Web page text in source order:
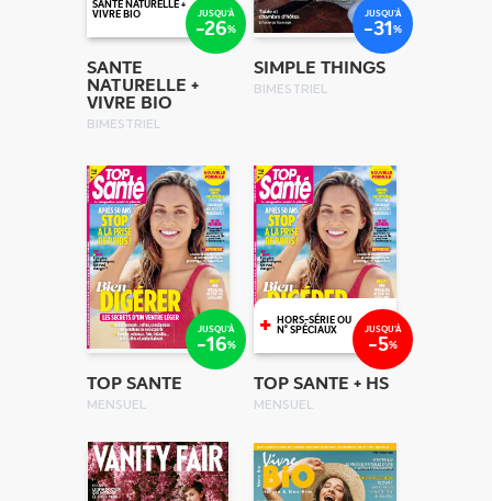
SANTE NATURELLE +
VIVRE BIO JUSQU'À
-26%
SANTE
NATURELLE +
VIVRE BIO
BIMESTRIEL
JUSQU'À
-31%
SIMPLE THINGS
BIMESTRIEL
JUSQU'À
-16%
TOP SANTE
MENSUEL
+ HORS-SÉRIE OU
N° SPÉCIAUX JUSQU'À
-5%
TOP SANTE + HS
MENSUEL